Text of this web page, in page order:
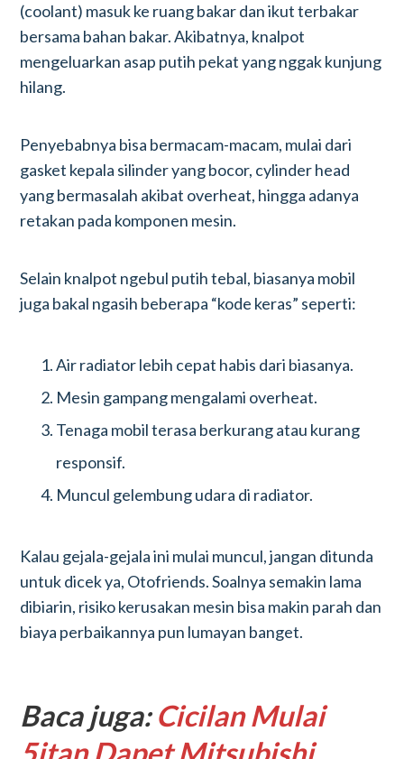
(coolant) masuk ke ruang bakar dan ikut terbakar
bersama bahan bakar. Akibatnya, knalpot
mengeluarkan asap putih pekat yang nggak kunjung
hilang.
Penyebabnya bisa bermacam-macam, mulai dari
gasket kepala silinder yang bocor, cylinder head
yang bermasalah akibat overheat, hingga adanya
retakan pada komponen mesin.
Selain knalpot ngebul putih tebal, biasanya mobil
juga bakal ngasih beberapa “kode keras” seperti:
Air radiator lebih cepat habis dari biasanya.
Mesin gampang mengalami overheat.
Tenaga mobil terasa berkurang atau kurang
responsif.
Muncul gelembung udara di radiator.
Kalau gejala-gejala ini mulai muncul, jangan ditunda
untuk dicek ya, Otofriends. Soalnya semakin lama
dibiarin, risiko kerusakan mesin bisa makin parah dan
biaya perbaikannya pun lumayan banget.
Baca juga:Cicilan Mulai